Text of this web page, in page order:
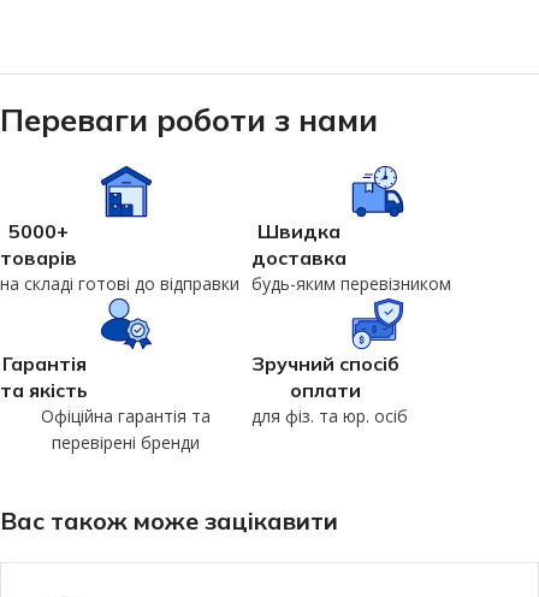
Переваги роботи з нами
5000+
товарів
на складі готові до відправки
Швидка
доставка
будь-яким перевізником
Гарантія
та якість
Офіційна гарантія та
перевірені бренди
Зручний спосіб
оплати
для фіз. та юр. осіб
Вас також може зацікавити